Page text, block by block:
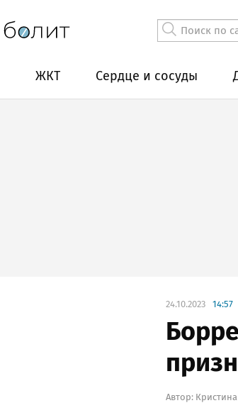
ЖКТ Сердце и сосуды
24.10.2023 14:57
Автор: